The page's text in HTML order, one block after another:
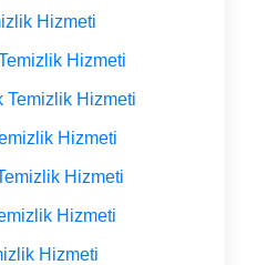
Hizmeti
Hizmeti
Temizlik Hizmeti
Hizmeti
Hizmeti
Hizmeti
Hizmeti